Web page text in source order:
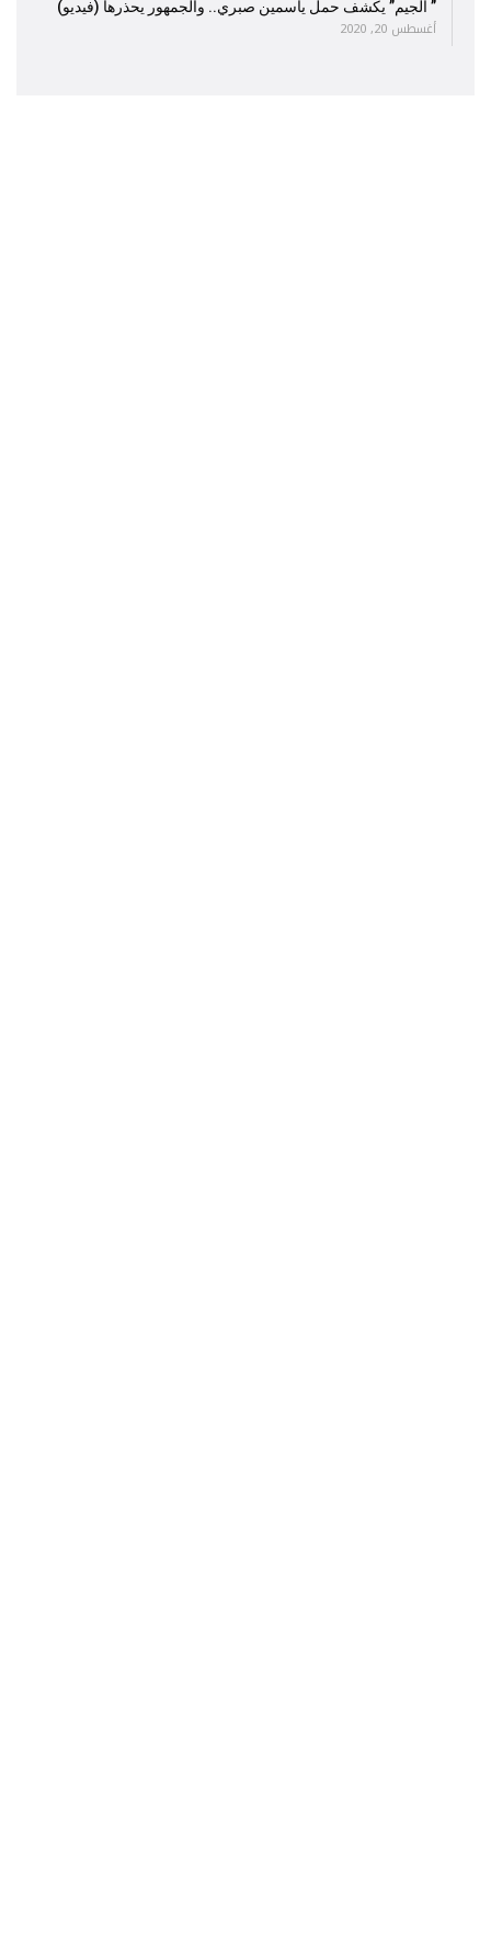
” الجيم” يكشف حمل ياسمين صبري.. والجمهور يحذرها (فيديو)
أغسطس 20, 2020